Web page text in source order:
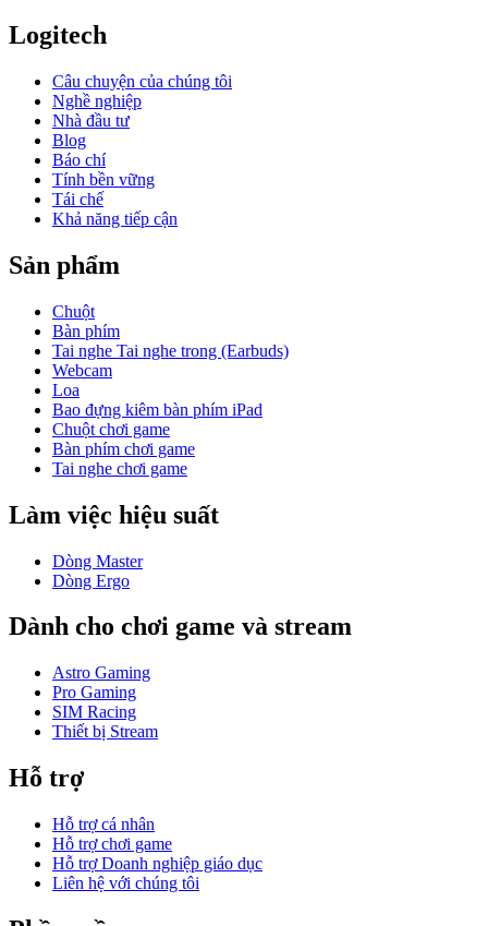
Logitech
Câu chuyện của chúng tôi
Nghề nghiệp
Nhà đầu tư
Blog
Báo chí
Tính bền vững
Tái chế
Khả năng tiếp cận
Sản phẩm
Chuột
Bàn phím
Tai nghe Tai nghe trong (Earbuds)
Webcam
Loa
Bao đựng kiêm bàn phím iPad
Chuột chơi game
Bàn phím chơi game
Tai nghe chơi game
Làm việc hiệu suất
Dòng Master
Dòng Ergo
Dành cho chơi game và stream
Astro Gaming
Pro Gaming
SIM Racing
Thiết bị Stream
Hỗ trợ
Hỗ trợ cá nhân
Hỗ trợ chơi game
Hỗ trợ Doanh nghiệp giáo dục
Liên hệ với chúng tôi